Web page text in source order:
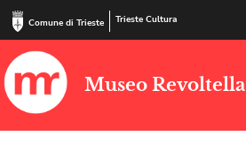
Comune di Trieste Trieste Cultura
Museo Revoltella